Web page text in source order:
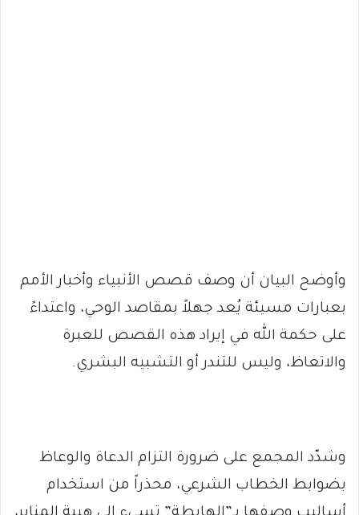
وأوضح البيان أن وصف قصص الأنبياء وأخبار الأمم
بعبارات مسيئة يُعد جهلاً بمقاصد الوحي، واعتداءً
على حكمة الله في إيراد هذه القصص للعبرة
والاتعاظ، وليس للتندر أو التشبيه البشري.
وشدّد المجمع على ضرورة التزام الدعاة والوعاظ
بضوابط الخطاب الشرعي، محذراً من استخدام